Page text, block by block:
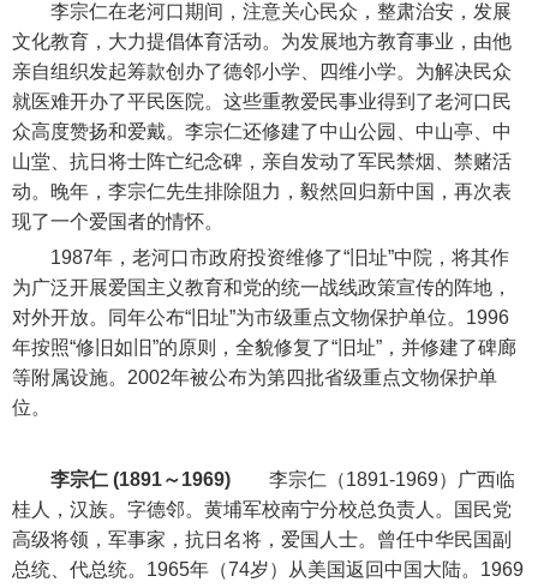
李宗仁在老河口期间，注意关心民众，整肃治安，发展
文化教育，大力提倡体育活动。为发展地方教育事业，由他
亲自组织发起筹款创办了德邻小学、四维小学。为解决民众
就医难开办了平民医院。这些重教爱民事业得到了老河口民
众高度赞扬和爱戴。李宗仁还修建了中山公园、中山亭、中
山堂、抗日将士阵亡纪念碑，亲自发动了军民禁烟、禁赌活
动。晚年，李宗仁先生排除阻力，毅然回归新中国，再次表
现了一个爱国者的情怀。
1987年，老河口市政府投资维修了“旧址”中院，将其作
为广泛开展爱国主义教育和党的统一战线政策宣传的阵地，
对外开放。同年公布“旧址”为市级重点文物保护单位。1996
年按照“修旧如旧”的原则，全貌修复了“旧址”，并修建了碑廊
等附属设施。2002年被公布为第四批省级重点文物保护单
位。
李宗仁 (1891～1969) 李宗仁（1891-1969）广西临
桂人，汉族。字德邻。黄埔军校南宁分校总负责人。国民党
高级将领，军事家，抗日名将，爱国人士。曾任中华民国副
总统、代总统。1965年（74岁）从美国返回中国大陆。1969